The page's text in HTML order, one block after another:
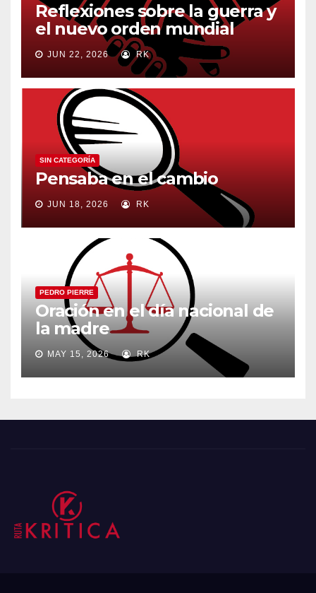
Reflexiones sobre la guerra y
el nuevo orden mundial
JUN 22, 2026 RK
SIN CATEGORÍA
Pensaba en el cambio
JUN 18, 2026 RK
PEDRO PIERRE
Oración en el día nacional de
la madre
MAY 15, 2026 RK